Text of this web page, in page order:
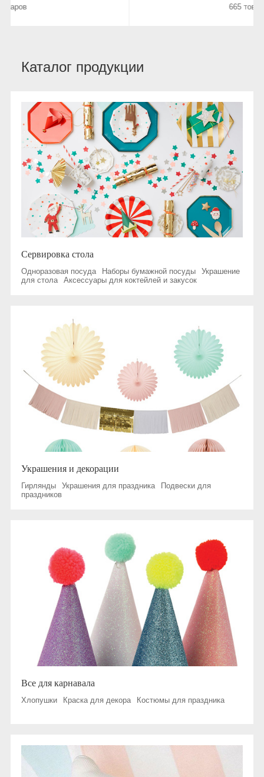
Каталог продукции
Сервировка стола
Одноразовая посуда Наборы бумажной посуды
Украшение
для стола
Аксессуары для коктейлей и закусок
Украшения и декорации
Гирлянды Украшения для праздника
Подвески для
праздников
Все для карнавала
Хлопушки Краска для декора Костюмы для праздника